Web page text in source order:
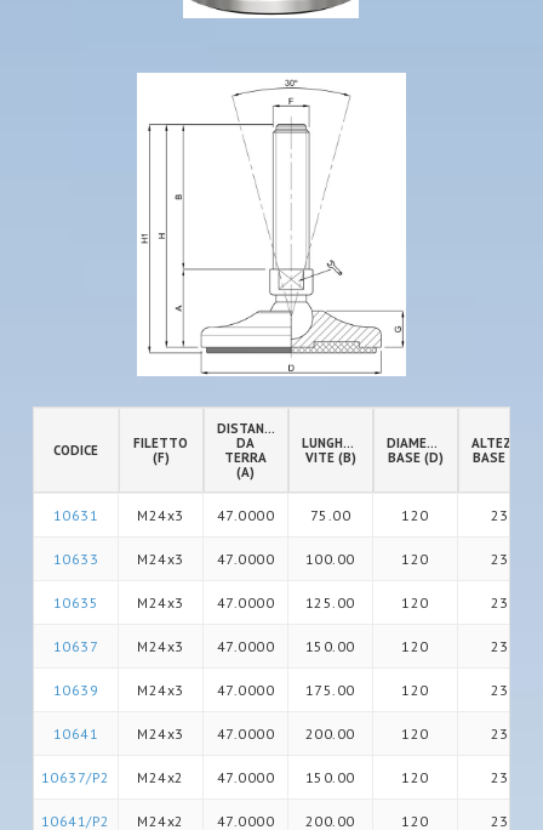
CODICE
FILETTO
(F)
DISTANZA
DA
TERRA
(A)
LUNGHEZZA
VITE (B)
DIAMETRO
BASE (D)
ALTEZZA
BASE (G)
10631 M24x3 47.0000 75.00 120 23
10633 M24x3 47.0000 100.00 120 23
10635 M24x3 47.0000 125.00 120 23
10637 M24x3 47.0000 150.00 120 23
10639 M24x3 47.0000 175.00 120 23
10641 M24x3 47.0000 200.00 120 23
10637/P2 M24x2 47.0000 150.00 120 23
10641/P2 M24x2 47.0000 200.00 120 23